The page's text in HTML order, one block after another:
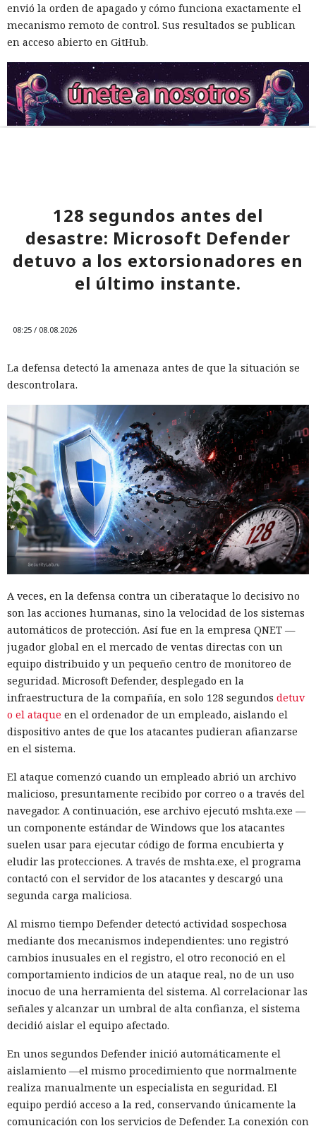
envió la orden de apagado y cómo funciona exactamente el
mecanismo remoto de control. Sus resultados se publican
en acceso abierto en GitHub.
128 segundos antes del
desastre: Microsoft Defender
detuvo a los extorsionadores en
el último instante.
08:25 / 08.08.2026
La defensa detectó la amenaza antes de que la situación se
descontrolara.
A veces, en la defensa contra un ciberataque lo decisivo no
son las acciones humanas, sino la velocidad de los sistemas
automáticos de protección. Así fue en la empresa QNET —
jugador global en el mercado de ventas directas con un
equipo distribuido y un pequeño centro de monitoreo de
seguridad. Microsoft Defender, desplegado en la
infraestructura de la compañía, en solo 128 segundos detuv
o el ataque en el ordenador de un empleado, aislando el
dispositivo antes de que los atacantes pudieran afianzarse
en el sistema.
El ataque comenzó cuando un empleado abrió un archivo
malicioso, presuntamente recibido por correo o a través del
navegador. A continuación, ese archivo ejecutó mshta.exe —
un componente estándar de Windows que los atacantes
suelen usar para ejecutar código de forma encubierta y
eludir las protecciones. A través de mshta.exe, el programa
contactó con el servidor de los atacantes y descargó una
segunda carga maliciosa.
Al mismo tiempo Defender detectó actividad sospechosa
mediante dos mecanismos independientes: uno registró
cambios inusuales en el registro, el otro reconoció en el
comportamiento indicios de un ataque real, no de un uso
inocuo de una herramienta del sistema. Al correlacionar las
señales y alcanzar un umbral de alta confianza, el sistema
decidió aislar el equipo afectado.
En unos segundos Defender inició automáticamente el
aislamiento —el mismo procedimiento que normalmente
realiza manualmente un especialista en seguridad. El
equipo perdió acceso a la red, conservando únicamente la
comunicación con los servicios de Defender. La conexión con